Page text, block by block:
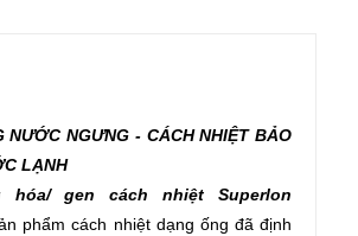
NƯỚC NGƯNG - CÁCH NHIỆT BẢO
LẠNH
gen cách nhiệt Superlon
phẩm cách nhiệt dạng ống đã định